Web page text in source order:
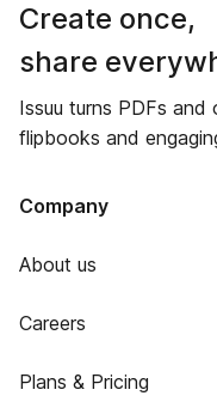
Create once,
share
Issuu turns PDFs
flipbooks and
Company
About us
Careers
Plans & Pricing